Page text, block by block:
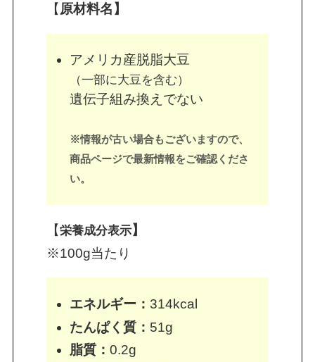
【 原材料名】
アメリカ産脱脂大豆
（一部に大豆を含む）
遺伝子組み換えでない
※情報が古い場合もございますので、
商品ページで最新情報をご確認くださ
い。
【栄養成分表示】
※100g当たり
エネルギー： 314kcal
たんぱく質： 51g
脂質： 0.2g